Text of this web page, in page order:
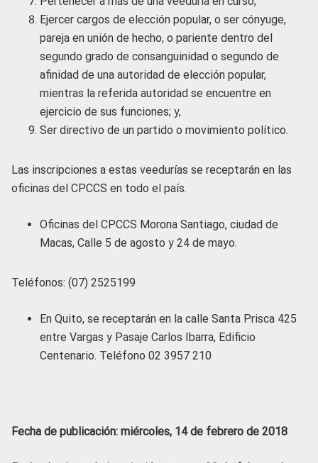
Ejercer cargos de elección popular, o ser cónyuge,
pareja en unión de hecho, o pariente dentro del
segundo grado de consanguinidad o segundo de
afinidad de una autoridad de elección popular,
mientras la referida autoridad se encuentre en
ejercicio de sus funciones; y,
Ser directivo de un partido o movimiento político.
Las inscripciones a estas veedurías se receptarán en las
oficinas del CPCCS en todo el país.
Oficinas del CPCCS Morona Santiago, ciudad de
Macas, Calle 5 de agosto y 24 de mayo.
Teléfonos: (07) 2525199
En Quito, se receptarán en la calle Santa Prisca 425
entre Vargas y Pasaje Carlos Ibarra, Edificio
Centenario. Teléfono 02 3957 210
Fecha de publicación: miércoles, 14 de febrero de 2018